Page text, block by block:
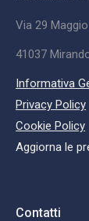
Via 29
41037
Informativa
Privacy Policy
Cookie Policy
Aggiorna le
Contatti